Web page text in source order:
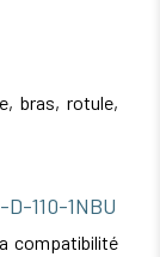
bras, rotule,
110-1NBU
compatibilité